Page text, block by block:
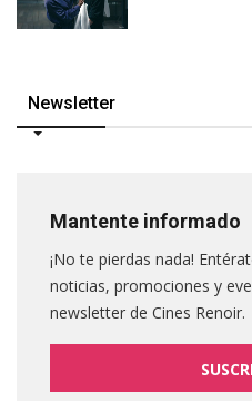
Newsletter
Mantente informado
¡No te pierdas nada!
noticias, promociones y
newsletter de Cines Renoir.